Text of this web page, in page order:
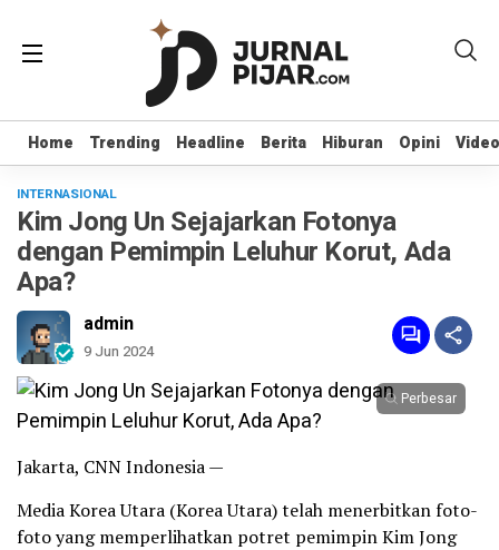
Home Trending Headline Berita Hiburan Opini Video
Home Trending Headline Berita Hiburan Opini Video
INTERNASIONAL
Kim Jong Un Sejajarkan Fotonya
dengan Pemimpin Leluhur Korut, Ada
Apa?
admin
9 Jun 2024
Perbesar
Jakarta, CNN Indonesia —
Media Korea Utara (Korea Utara) telah menerbitkan foto-
foto yang memperlihatkan potret pemimpin Kim Jong